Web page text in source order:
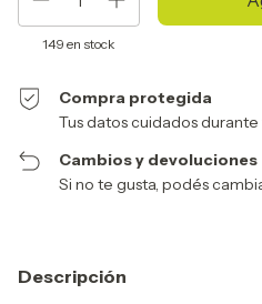
149 en stock
Compra protegida
Tus datos cuidados
Cambios y devoluciones
Si no te gusta, podés
Descripción